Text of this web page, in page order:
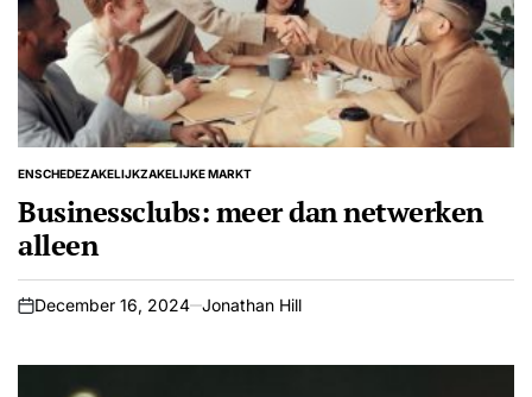
POSTED
ENSCHEDEZAKELIJKZAKELIJKE MARKT
Businessclubs: meer dan netwerken
alleen
on
December 16, 2024 Jonathan Hill